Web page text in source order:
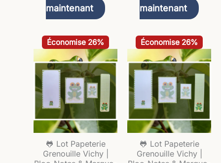
maintenant
maintenant
Économise 26%
🐸 Lot Papeterie
Grenouille Vichy |
Le
prix
initial
était :
21,60 €.
Le
prix
actuel
est :
15,90 €.
Économise 26%
🐸 Lot Papeterie
Grenouille Vichy |
Le
prix
initial
était :
21,60 €.
Le
prix
actuel
est :
15,90 €.